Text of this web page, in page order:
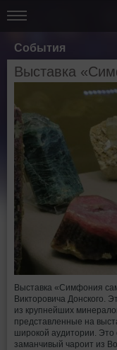
События
Выставка
Выставка «Симфония
Викторовича Донского.
из крупнейших
представленные на
широкой аудитории.
заманчивый чароит из